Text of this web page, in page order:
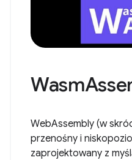
WebAssembly (w
przenośny i
zaprojektowany z